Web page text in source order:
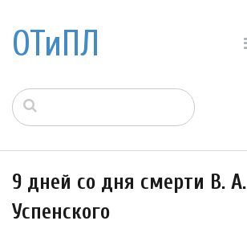
ОТиПЛ
9 дней со дня смерти В. А.
Успенского